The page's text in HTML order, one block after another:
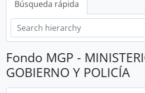
Búsqueda rápida
Fondo MGP -
GOBIERNO Y POLICÍA